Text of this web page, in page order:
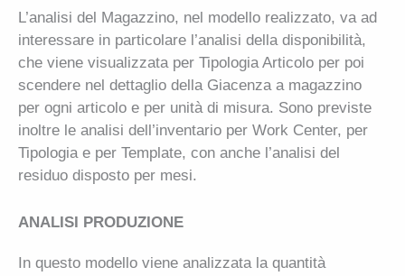
L’analisi del Magazzino, nel modello realizzato, va ad
interessare in particolare l’analisi della disponibilità,
che viene visualizzata per Tipologia Articolo per poi
scendere nel dettaglio della Giacenza a magazzino
per ogni articolo e per unità di misura. Sono previste
inoltre le analisi dell’inventario per Work Center, per
Tipologia e per Template, con anche l’analisi del
residuo disposto per mesi.
ANALISI PRODUZIONE
In questo modello viene analizzata la quantità